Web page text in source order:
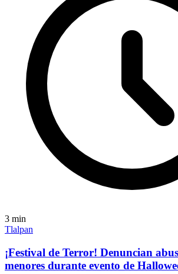
3 min
Tlalpan
¡Festival de Terror! Denuncian
menores durante evento de